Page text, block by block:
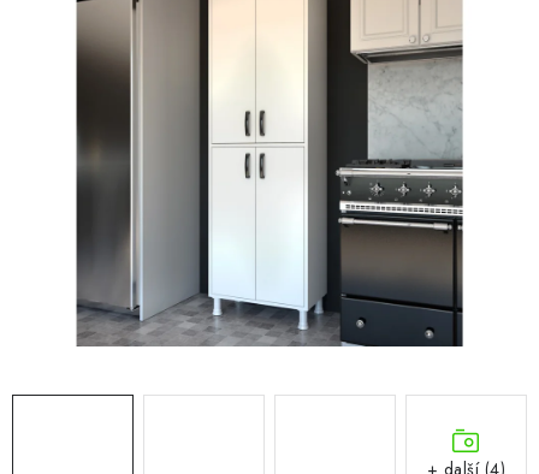
KANCELÁŘ / PRACOVNA
ZAHRADA
OSTATNÍ
+ další (4)